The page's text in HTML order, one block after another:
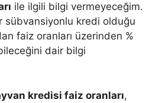
ile ilgili bilgi vermeyeceğim.
sübvansiyonlu kredi olduğu
faiz oranları üzerinden %
dair bilgi
kredisi faiz oranları,